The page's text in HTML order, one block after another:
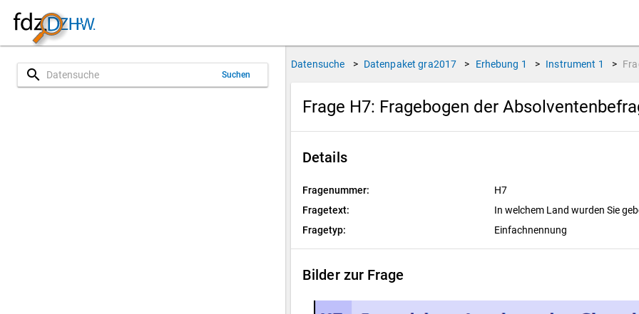
search Suchen
Datensuche > Datenpaket gra2017 > Erhebung 1 > Instrument 1 >
Frage H7: Fragebogen der
Details
Fragenummer:
H7
Fragetext:
In welchem Land wurden Sie
Fragetyp:
Einfachnennung
Bilder zur Frage